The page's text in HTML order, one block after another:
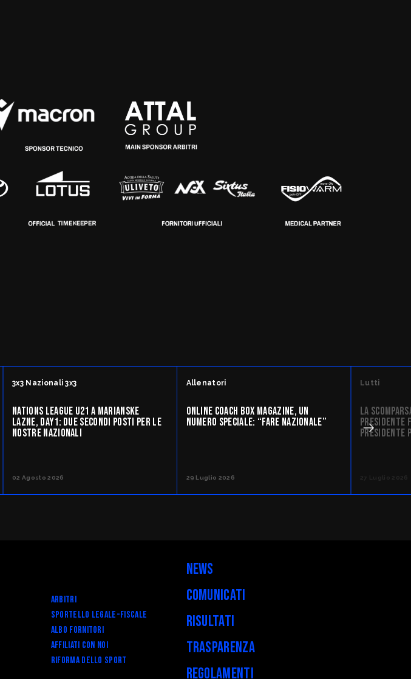
3x3 Nazionali 3x3
NATIONS LEAGUE U21 A MARIANSKE
LAZNE, DAY1: DUE SECONDI POSTI PER LE
NOSTRE NAZIONALI
02 Agosto 2026
Allenatori
ONLINE COACH BOX MAGAZINE, UN
NUMERO SPECIALE: “FARE NAZIONALE”
29 Luglio 2026
Lutti
LA
PRESIDENTE
PRESIDENTE
Arbitri
SPORTELLO LEGALE-FISCALE
Albo fornitori
Affiliati con noi
RIFORMA DELLO SPORT
News
Comunicati
Risultati
Trasparenza
Regolamenti